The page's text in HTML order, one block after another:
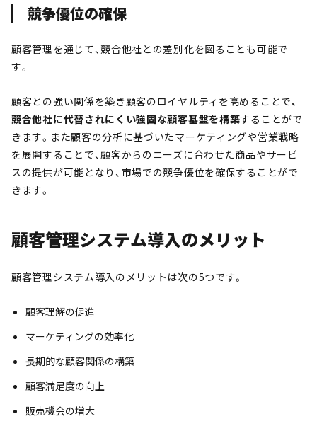
競争優位の確保
顧客管理を通じて、競合他社との差別化を図ることも可能で
す。
顧客との強い関係を築き顧客のロイヤルティを高めることで、
競合他社に代替されにくい強固な顧客基盤を構築することがで
きます。また顧客の分析に基づいたマーケティングや営業戦略
を展開することで、顧客からのニーズに合わせた商品やサービ
スの提供が可能となり、市場での競争優位を確保することがで
きます。
顧客管理システム導入のメリット
顧客管理システム導入のメリットは次の5つです。
顧客理解の促進
マーケティングの効率化
長期的な顧客関係の構築
顧客満足度の向上
販売機会の増大